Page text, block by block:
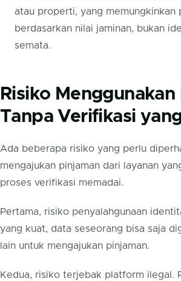
atau properti, yang memungkinkan
berdasarkan nilai jaminan, bukan
semata.
Risiko Menggunakan
Tanpa Verifikasi
Ada beberapa risiko yang perlu
mengajukan pinjaman dari layanan
proses verifikasi memadai.
Pertama, risiko penyalahgunaan
yang kuat, data seseorang bisa saja
lain untuk mengajukan pinjaman.
Kedua, risiko terjebak platform ilegal.